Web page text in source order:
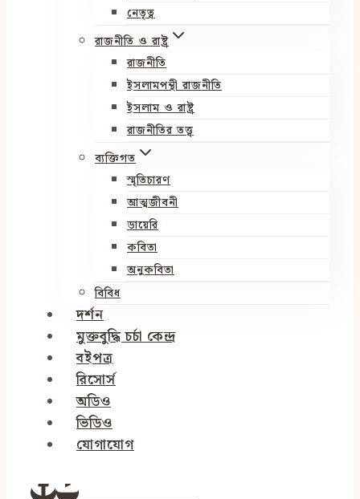
নেতৃত্ব
রাজনীতি ও রাষ্ট্র
রাজনীতি
ইসলামপন্থী রাজনীতি
ইসলাম ও রাষ্ট্র
রাজনীতির তত্ত্ব
ব্যক্তিগত
স্মৃতিচারণ
আত্মজীবনী
ডায়েরি
কবিতা
অনুকবিতা
বিবিধ
দর্শন
মুক্তবুদ্ধি চর্চা কেন্দ্র
বইপত্র
রিসোর্স
অডিও
ভিডিও
যোগাযোগ